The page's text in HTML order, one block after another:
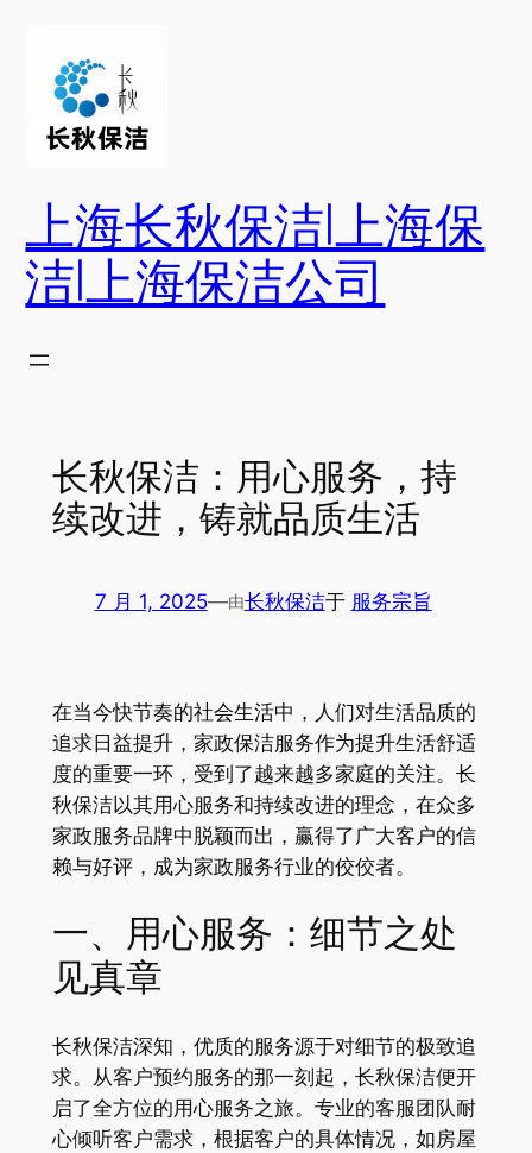
上海长秋保洁|上海保
洁|上海保洁公司
长秋保洁：用心服务，持
续改进，铸就品质生活
7 月 1, 2025—由长秋保洁于 服务宗旨
在当今快节奏的社会生活中，人们对生活品质的
追求日益提升，家政保洁服务作为提升生活舒适
度的重要一环，受到了越来越多家庭的关注。长
秋保洁以其用心服务和持续改进的理念，在众多
家政服务品牌中脱颖而出，赢得了广大客户的信
赖与好评，成为家政服务行业的佼佼者。
一、用心服务：细节之处
见真章
长秋保洁深知，优质的服务源于对细节的极致追
求。从客户预约服务的那一刻起，长秋保洁便开
启了全方位的用心服务之旅。专业的客服团队耐
心倾听客户需求，根据客户的具体情况，如房屋